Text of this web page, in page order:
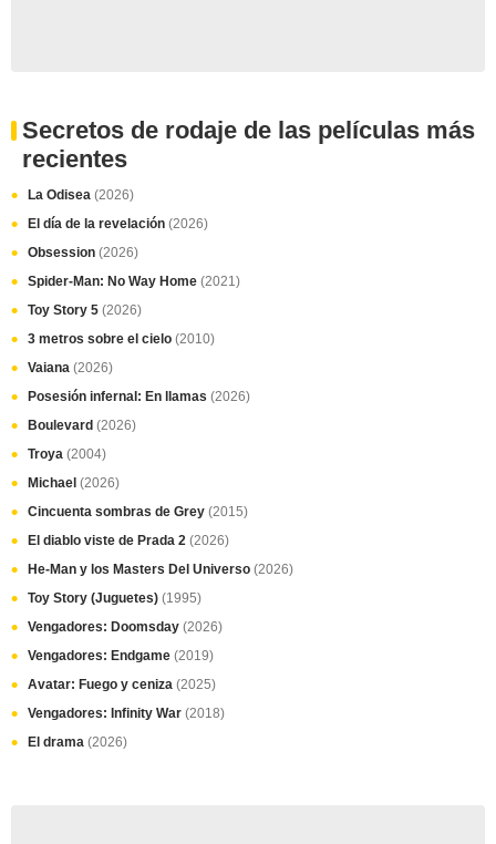
Secretos de rodaje de las películas más
recientes
La Odisea (2026)
El día de la revelación (2026)
Obsession (2026)
Spider-Man: No Way Home (2021)
Toy Story 5 (2026)
3 metros sobre el cielo (2010)
Vaiana (2026)
Posesión infernal: En llamas (2026)
Boulevard (2026)
Troya (2004)
Michael (2026)
Cincuenta sombras de Grey (2015)
El diablo viste de Prada 2 (2026)
He-Man y los Masters Del Universo (2026)
Toy Story (Juguetes) (1995)
Vengadores: Doomsday (2026)
Vengadores: Endgame (2019)
Avatar: Fuego y ceniza (2025)
Vengadores: Infinity War (2018)
El drama (2026)